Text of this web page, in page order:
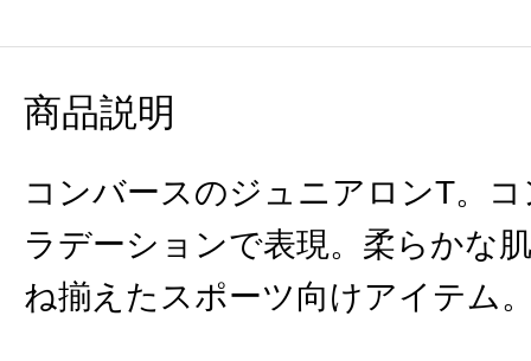
商品説明
コンバースのジュニアロンT。
ラデーションで表現。柔らかな
ね揃えたスポーツ向けアイテム